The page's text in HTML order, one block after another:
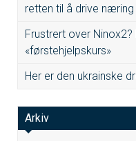
retten til å drive næring
Frustrert over
«førstehjelpskurs»
Her er den ukrainske
Arkiv